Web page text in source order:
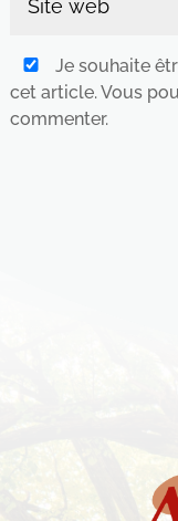
Je souhaite
cet article. Vous
commenter.